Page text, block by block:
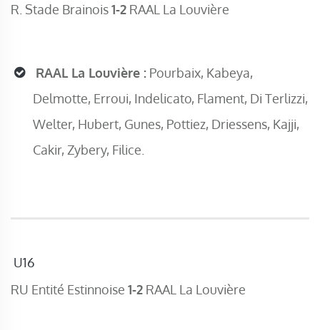
R. Stade Brainois1-2 RAAL La Louvière
RAAL La Louvière : Pourbaix, Kabeya,
Delmotte, Erroui, Indelicato, Flament, Di Terlizzi,
Welter, Hubert, Gunes, Pottiez, Driessens, Kajji,
Cakir, Zybery, Filice.
U16
RU Entité Estinnoise 1-2 RAAL La Louvière